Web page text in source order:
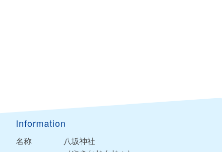
Information
名称
八坂神社